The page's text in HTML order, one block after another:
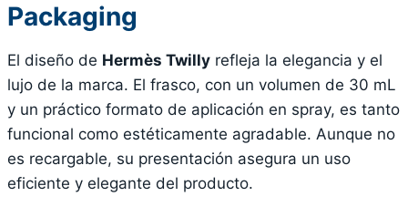
Packaging
El diseño de Hermès Twilly refleja la elegancia y el
lujo de la marca. El frasco, con un volumen de 30 mL
y un práctico formato de aplicación en spray, es tanto
funcional como estéticamente agradable. Aunque no
es recargable, su presentación asegura un uso
eficiente y elegante del producto.